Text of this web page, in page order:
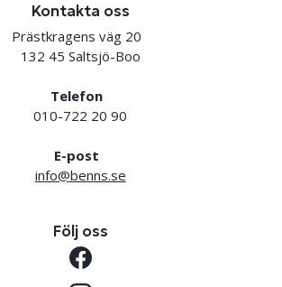
Kontakta oss
Prästkragens väg 20
132 45 Saltsjö-Boo
Telefon
010-722 20 90
E-post
info@benns.se
Följ oss